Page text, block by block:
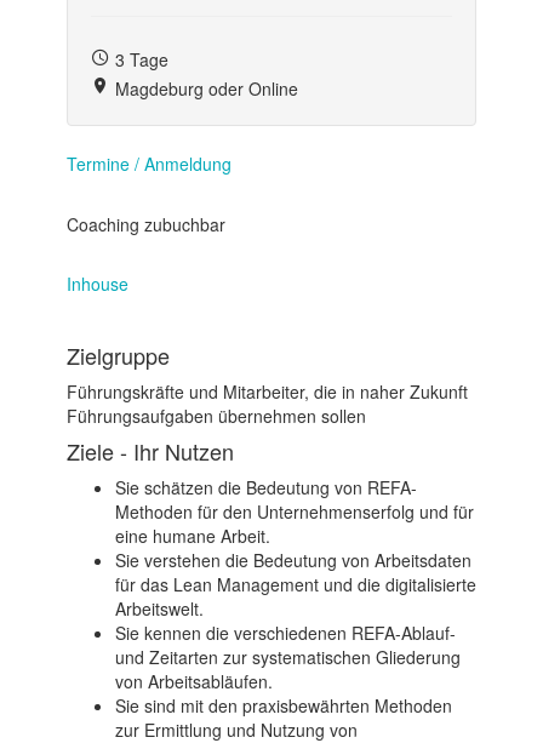
3 Tage
Magdeburg oder Online
Termine / Anmeldung
Coaching zubuchbar
Inhouse
Zielgruppe
Führungskräfte und Mitarbeiter, die in naher Zukunft
Führungsaufgaben übernehmen sollen
Ziele - Ihr Nutzen
Sie schätzen die Bedeutung von REFA-
Methoden für den Unternehmenserfolg und für
eine humane Arbeit.
Sie verstehen die Bedeutung von Arbeitsdaten
für das Lean Management und die digitalisierte
Arbeitswelt.
Sie kennen die verschiedenen REFA-Ablauf-
und Zeitarten zur systematischen Gliederung
von Arbeitsabläufen.
Sie sind mit den praxisbewährten Methoden
zur Ermittlung und Nutzung von